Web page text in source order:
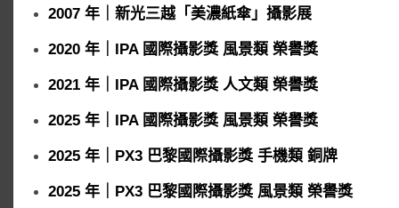
2007 年｜新光三越「美濃紙傘」攝影展
2020 年｜IPA 國際攝影獎 風景類 榮譽獎
2021 年｜IPA 國際攝影獎 人文類 榮譽獎
2025 年｜IPA 國際攝影獎 風景類 榮譽獎
2025 年｜PX3 巴黎國際攝影獎 手機類 銅牌
2025 年｜PX3 巴黎國際攝影獎 風景類 榮譽獎